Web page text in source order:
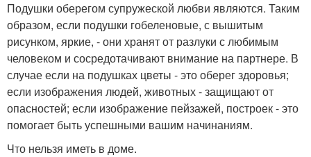
Подушки оберегом супружеской любви являются. Таким
образом, если подушки гобеленовые, с вышитым
рисунком, яркие, - они хранят от разлуки с любимым
человеком и сосредотачивают внимание на партнере. В
случае если на подушках цветы - это оберег здоровья;
если изображения людей, животных - защищают от
опасностей; если изображение пейзажей, построек - это
помогает быть успешными вашим начинаниям.
Что нельзя иметь в доме.